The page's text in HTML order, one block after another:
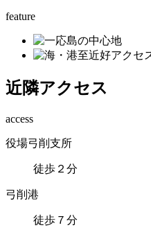
feature
近隣アクセス
access
役場弓削支所
徒歩２分
弓削港
徒歩７分